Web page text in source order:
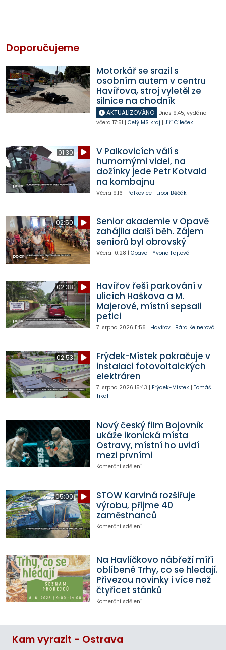
Doporučujeme
Motorkář se srazil s
osobním autem v centru
Havířova, stroj vyletěl ze
silnice na chodník
AKTUALIZOVÁNO Dnes 9:45, vydáno
včera 17:51 | Celý MS kraj | Jiří Cileček
01:30
V Palkovicích válí s
humornými videi, na
dožínky jede Petr Kotvald
na kombajnu
Včera 9:16 | Palkovice| Libor Běčák
02:50
Senior akademie v Opavě
zahájila další běh. Zájem
seniorů byl obrovský
Včera 10:28 | Opava | Yvona Fajtová
02:38
Havířov řeší parkování v
ulicích Haškova a M.
Majerové, místní sepsali
petici
7. srpna 2026 11:56 | Havířov| Bára Kelnerová
02:53
Frýdek-Místek pokračuje v
instalaci fotovoltaických
elektráren
7. srpna 2026 15:43 | Frýdek-Místek| Tomáš
Tikal
Nový český film Bojovník
ukáže ikonická místa
Ostravy, místní ho uvidí
mezi prvními
Komerční sdělení
05:00
STOW Karviná rozšiřuje
výrobu, přijme 40
zaměstnanců
Komerční sdělení
Na Havlíčkovo nábřeží míří
oblíbené Trhy, co se hledají.
Přivezou novinky i více než
čtyřicet stánků
Komerční sdělení
Kam vyrazit - Ostrava